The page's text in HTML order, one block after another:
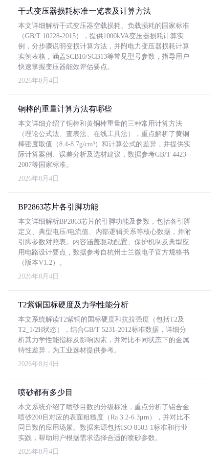
干式变压器损耗标准一览表及计算方法
本文详细解析干式变压器空载损耗、负载损耗的国家标准
（GB/T 10228-2015），提供1000kVA变压器损耗计算实
例，分步骤说明变损计算方法，并附电力变压器损耗计算
实例表格，涵盖SCB10/SCB13等常见型号参数，指导用户
快速掌握变压器能效评估要点。
2026年8月4日
铜棒的重量计算方法有哪些
本文详细介绍了铜棒和黄铜棒重量的三种常用计算方法
（理论公式法、查表法、在线工具法），重点解析了黄铜
棒密度取值（8.4-8.7g/cm³）和计算公式的差异，并提供实
际计算案例、误差分析及选材建议，数据参考GB/T 4423-
2007等国家标准。
2026年8月4日
BP2863芯片各引脚功能
本文详细解析BP2863芯片的引脚功能及参数，包括各引脚
定义、典型电压/电流值、内部逻辑关系等核心数据，并附
引脚参数对照表。内容涵盖驱动配置、保护机制及典型应
用电路设计要点，数据参考自杭州士兰微电子官方规格书
（版本V1.2）。
2026年8月4日
T2紫铜国标硬度及力学性能分析
本文系统解读T2紫铜的国标硬度和抗拉强度（包括T2及
T2_1/2H状态），结合GB/T 5231-2012标准数据，详细分
析其力学性能指标及影响因素，并对比不同状态下的金属
特性差异，为工业选材提供参考。
2026年8月4日
喷砂都有多少目
本文系统介绍了喷砂目数的分级标准，重点分析了铝合金
喷砂200目对应的表面粗糙度（Ra 3.2-6.3μm），并对比不
同目数的应用场景。数据来源包括ISO 8503-1标准和行业
实践，帮助用户根据需求选择合适的喷砂参数。
2026年8月4日